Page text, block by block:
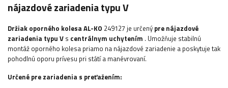
nájazdové zariadenia typu V
Držiak oporného kolesaAL-KO 249127 je určený pre nájazdové
zariadenia typu V s centrálnym uchytením . Umožňuje stabilnú
montáž oporného kolesa priamo na nájazdové zariadenie a poskytuje tak
pohodlnú oporu prívesu pri státí a manévrovaní.
Určené pre zariadenia s preťažením: